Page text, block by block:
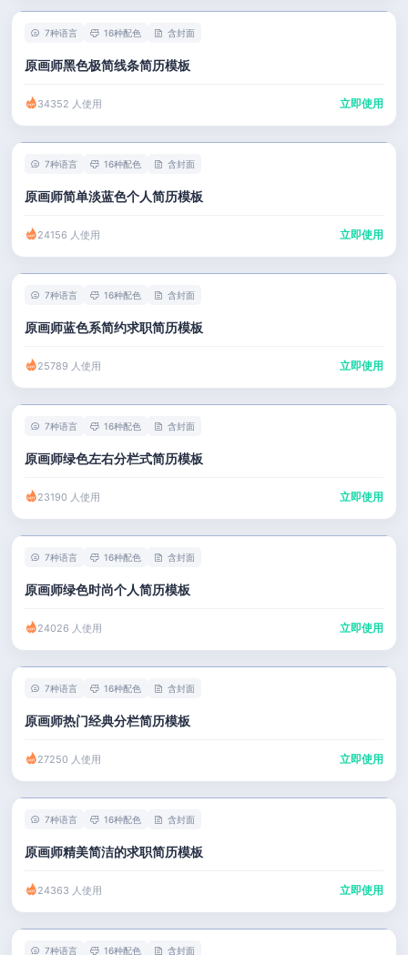
7种语言 16种配色 含封面
原画师黑色极简线条简历模板
34352 人使用 立即使用
7种语言 16种配色 含封面
原画师简单淡蓝色个人简历模板
24156 人使用 立即使用
7种语言 16种配色 含封面
原画师蓝色系简约求职简历模板
25789 人使用 立即使用
7种语言 16种配色 含封面
原画师绿色左右分栏式简历模板
23190 人使用 立即使用
7种语言 16种配色 含封面
原画师绿色时尚个人简历模板
24026 人使用 立即使用
7种语言 16种配色 含封面
原画师热门经典分栏简历模板
27250 人使用 立即使用
7种语言 16种配色 含封面
原画师精美简洁的求职简历模板
24363 人使用 立即使用
7种语言 16种配色 含封面